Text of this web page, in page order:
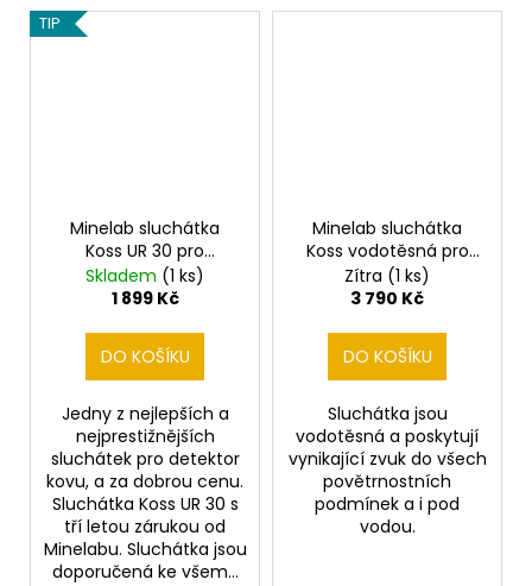
TIP
Minelab sluchátka
Koss UR 30 pro
detektory kovu
Skladem (1 ks)
1 899 Kč
DO KOŠÍKU
Jedny z nejlepších a
nejprestižnějších
sluchátek pro detektor
kovu, a za dobrou cenu.
Sluchátka Koss UR 30 s
tří letou zárukou od
Minelabu. Sluchátka jsou
doporučená ke všem...
Minelab sluchátka
Koss vodotěsná pro
CTX 3030
Zítra (1 ks)
3 790 Kč
DO KOŠÍKU
Sluchátka jsou
vodotěsná a poskytují
vynikající zvuk do všech
povětrnostních
podmínek a i pod
vodou.